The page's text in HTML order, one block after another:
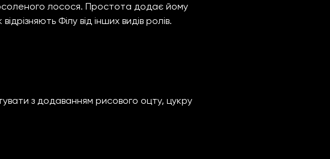
лосося. Простота додає йому
Філу від інших видів ролів.
з додаванням рисового оцту, цукру